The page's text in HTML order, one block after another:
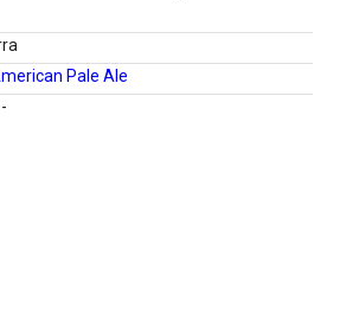
Pale Ale
-